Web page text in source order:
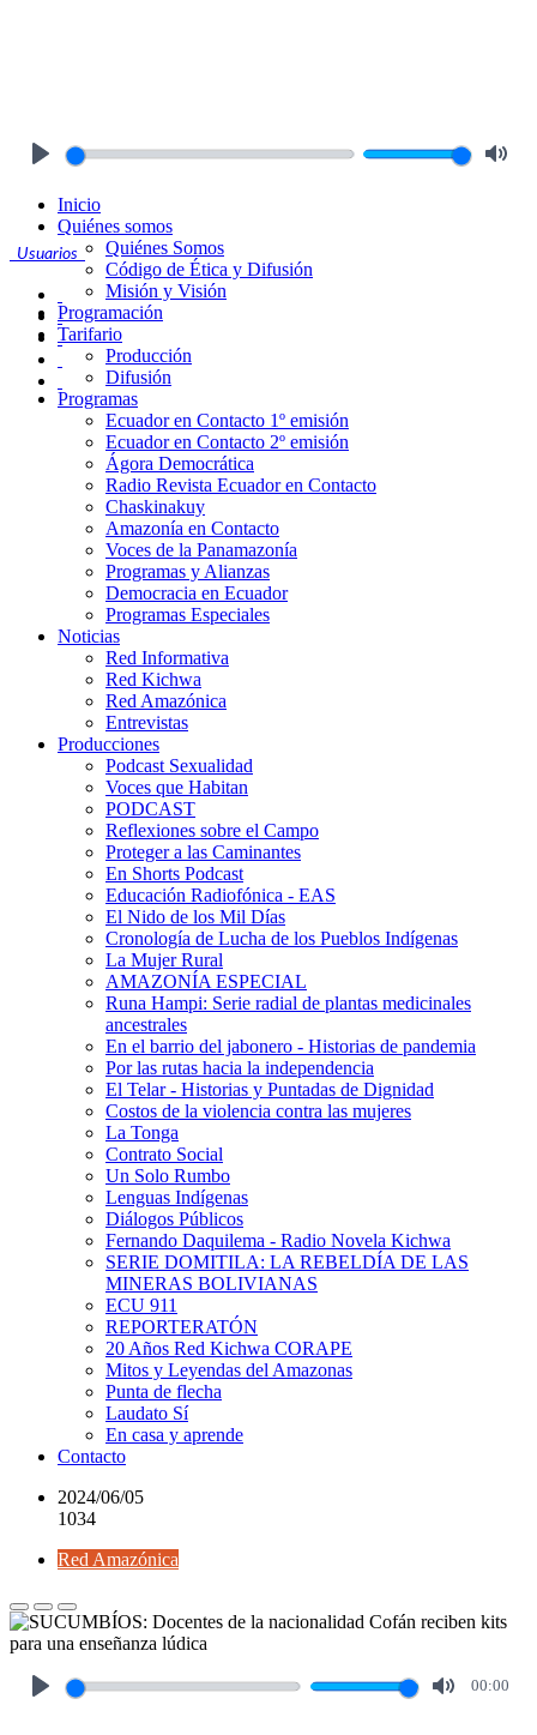
Usuarios
Inicio
Quiénes somos
Quiénes Somos
Código de Ética y Difusión
Misión y Visión
Programación
Tarifario
Producción
Difusión
Programas
Ecuador en Contacto 1º emisión
Ecuador en Contacto 2º emisión
Ágora Democrática
Radio Revista Ecuador en Contacto
Chaskinakuy
Amazonía en Contacto
Voces de la Panamazonía
Programas y Alianzas
Democracia en Ecuador
Programas Especiales
Noticias
Red Informativa
Red Kichwa
Red Amazónica
Entrevistas
Producciones
Podcast Sexualidad
Voces que Habitan
PODCAST
Reflexiones sobre el Campo
Proteger a las Caminantes
En Shorts Podcast
Educación Radiofónica - EAS
El Nido de los Mil Días
Cronología de Lucha de los Pueblos Indígenas
La Mujer Rural
AMAZONÍA ESPECIAL
Runa Hampi: Serie radial de plantas medicinales
ancestrales
En el barrio del jabonero - Historias de pandemia
Por las rutas hacia la independencia
El Telar - Historias y Puntadas de Dignidad
Costos de la violencia contra las mujeres
La Tonga
Contrato Social
Un Solo Rumbo
Lenguas Indígenas
Diálogos Públicos
Fernando Daquilema - Radio Novela Kichwa
SERIE DOMITILA: LA REBELDÍA DE LAS
MINERAS BOLIVIANAS
ECU 911
REPORTERATÓN
20 Años Red Kichwa CORAPE
Mitos y Leyendas del Amazonas
Punta de flecha
Laudato Sí
En casa y aprende
Contacto
2024/06/05
1034
Red Amazónica
00:00